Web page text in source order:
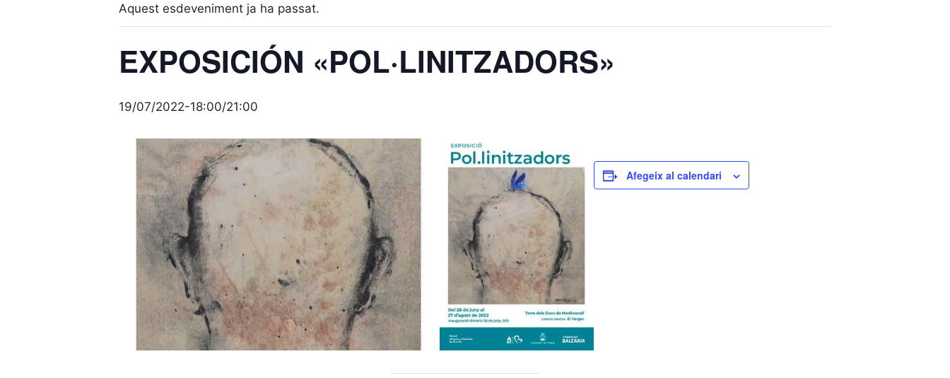
Aquest esdeveniment ja ha passat.
EXPOSICIÓN «POL·LINITZADORS»
19/07/2022-18:00/21:00
Afegeix al calendari